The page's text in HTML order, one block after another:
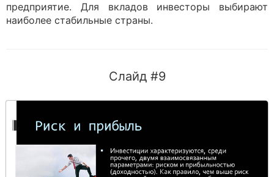
предприятие. Для вкладов инвесторы выбирают
наиболее стабильные страны.
Слайд #9